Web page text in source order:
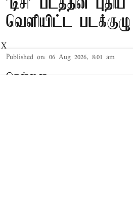
'டிசி' படத்தின்
வெளியிட்ட படக்குழு
Published on: 06 Aug 2026, 8:01 am
சென்னை,
X